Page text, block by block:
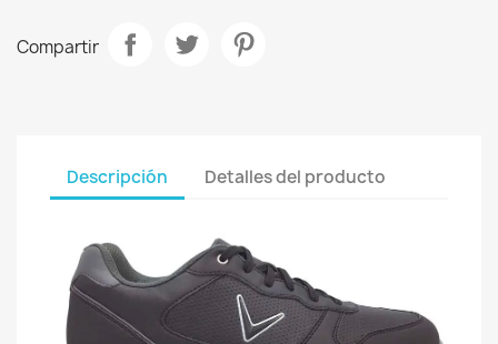
Compartir
Descripción Detalles del producto